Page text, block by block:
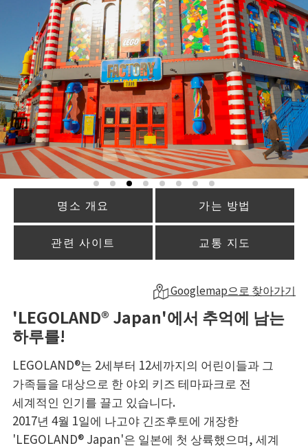
명소 개요 가는 방법
관련 사이트 교통 지도
Googlemap으로 찾아가기
'LEGOLAND® Japan'에서 추억에 남는
하루를!
LEGOLAND®는 2세부터 12세까지의 어린이들과 그
가족들을 대상으로 한 야외 키즈 테마파크로 전
세계적인 인기를 끌고 있습니다.
2017년 4월 1일에 나고야 긴조후토에 개장한
'LEGOLAND® Japan'은 일본에 첫 상륙했으며, 세계